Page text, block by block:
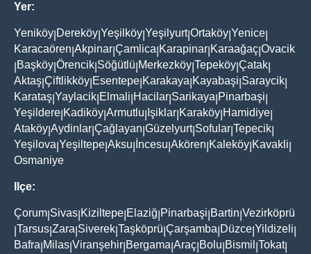
Yer:
Yeniköy Dereköy Yeşilköy Yeşilyurt|Ortaköy Yenice
Karacaören Akpinar Çamlica Karapinar Karaağaç Ovacik
Başköy Örencik Söğütlü Merkezköy Tepeköy Çatak
Aktaş Çiftlikköy Esentepe Karakaya Kayabaşi Saraycik
Karataş Yaylacik Elmali Hacilar Sarikaya Pinarbaşi
Yeşildere Kadiköy Armutlu Işiklar Karaköy Hamidiye
Ataköy Aydinlar Çağlayan Güzelyurt| Sofular Tepecik
Yeşilova Yeşiltepe Aksu İncesu Akören Kaleköy Kavakli
Osmaniye
Ilçe:
Çorum Sivas Kiziltepe Elaziğ Pinarbaşi Bartin Vezirköprü
Tarsus Zara Siverek Taşköprü Çarşamba Düzce Yildizeli
Bafra Milas Viranşehir Bergama Araç Bolu Bismil Tokat|